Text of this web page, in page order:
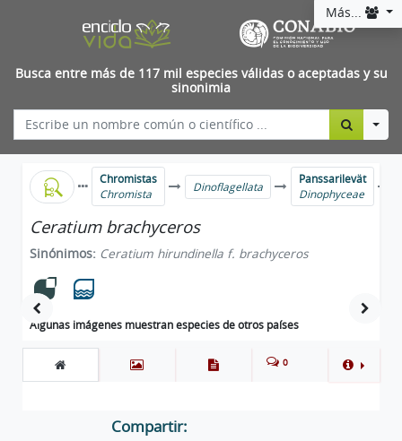
Más...
Busca entre más de 117 mil especies válidas o aceptadas y su
sinonimia
Chromistas
Chromista
Dinoflagellata
Panssarilevät
Dinophyceae
Ceratium brachyceros
Sinónimos: Ceratium hirundinella f. brachyceros
Algunas imágenes muestran especies de otros países
0
Compartir: